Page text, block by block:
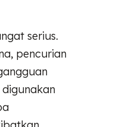
serius.
pencurian